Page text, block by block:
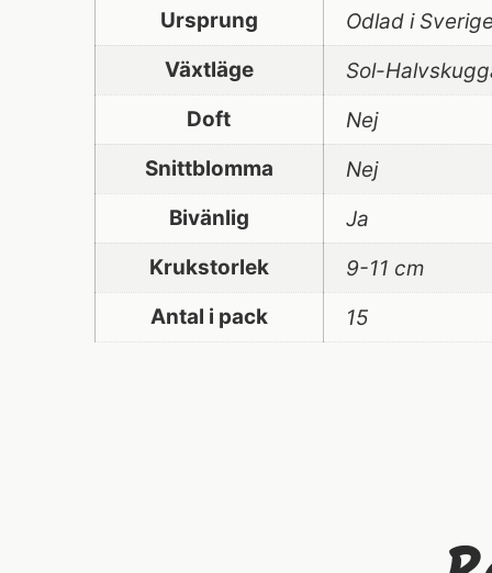
Ursprung
Odlad i
Växtläge
Sol-
Doft
Nej
Snittblomma
Nej
Bivänlig
Ja
Krukstorlek
9-11 cm
Antal i pack
15